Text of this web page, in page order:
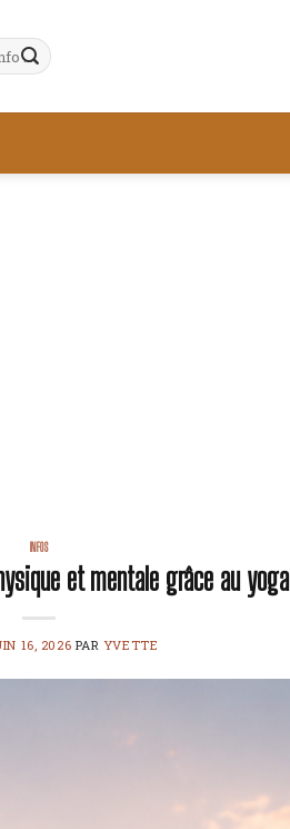
INFOS
et mentale grâce au yoga
16, 2026 PAR YVETTE